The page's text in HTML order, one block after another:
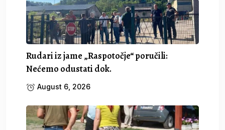
Rudari iz jame „Raspotočje“ poručili:
Nećemo odustati dok.
August 6, 2026